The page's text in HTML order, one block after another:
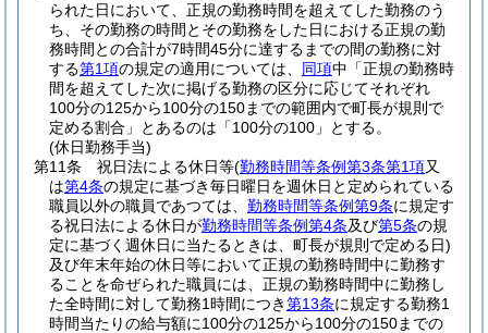
られた日において、正規の勤務時間を超えてした勤務のう
ち、その勤務の時間とその勤務をした日における正規の勤
務時間との合計が7時間45分に達するまでの間の勤務に対
する第1項の規定の適用については、 同項中「正規の勤務時
間を超えてした次に掲げる勤務の区分に応じてそれぞれ
100分の125から100分の150までの範囲内で町長が規則で
定める割合」とあるのは「100分の100」とする。
(休日勤務手当)
第11条
祝日法による休日等(勤務時間等条例第3条第1項又
は第4条の規定に基づき毎日曜日を週休日と定められている
職員以外の職員であつては、 勤務時間等条例第9条に規定す
る祝日法による休日が勤務時間等条例第4条及び第5条の規
定に基づく週休日に当たるときは、町長が規則で定める日)
及び年末年始の休日等において正規の勤務時間中に勤務す
ることを命ぜられた職員には、正規の勤務時間中に勤務し
た全時間に対して勤務1時間につき第13条に規定する勤務1
時間当たりの給与額に100分の125から100分の150までの